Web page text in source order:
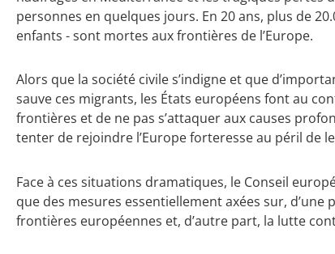
personnes en quelques jours. En 20 ans, plus de
enfants - sont mortes aux frontières de l’Europe.
Alors que la société civile s’indigne et que
sauve ces migrants, les États européens font au
frontières et de ne pas s’attaquer aux causes
tenter de rejoindre l’Europe forteresse au péril de
Face à ces situations dramatiques, le Conseil
que des mesures essentiellement axées sur,
frontières européennes et, d’autre part, la lutte